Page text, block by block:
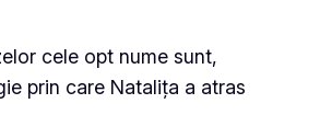
cele opt nume sunt,
prin care Natalița a atras